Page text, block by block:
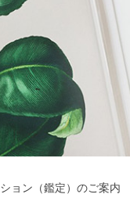
ョン（鑑定）のご案内